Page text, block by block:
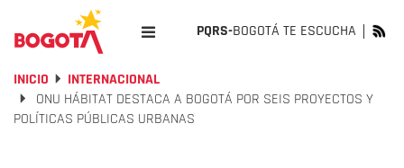
PQRS-BOGOTÁ TE ESCUCHA
INICIO
INTERNACIONAL
ONU HÁBITAT DESTACA A BOGOTÁ POR SEIS PROYECTOS Y
POLÍTICAS PÚBLICAS URBANAS